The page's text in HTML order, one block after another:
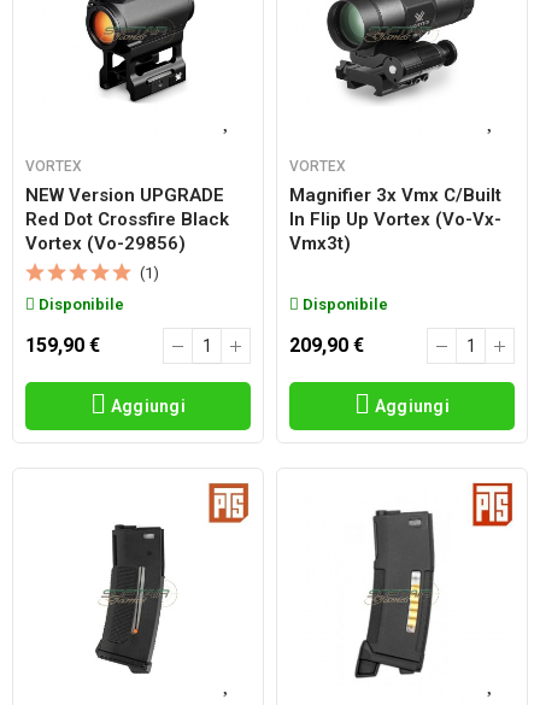
VORTEX
NEW Version UPGRADE
Red Dot Crossfire Black
Vortex (vo-29856)
(1)
Disponibile
159,90 €
Aggiungi
VORTEX
Magnifier 3x Vmx C/built
In Flip Up Vortex (vo-Vx-
Vmx3t)
Disponibile
209,90 €
Aggiungi